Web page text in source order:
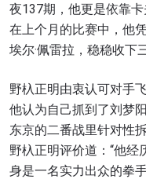
夜137期，他更是依靠
在上个月的比赛中，他
埃尔·佩雷拉，稳稳收下
野杁正明由衷认可对手
他认为自己抓到了刘梦
东京的二番战里针对性
野杁正明评价道：“他
身是一名实力出众的拳